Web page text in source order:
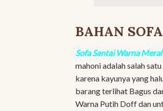
BAHAN
Sofa Santai Warna
mahoni adalah salah
karena kayunya yang
barang terlihat Bagus
Warna Putih Doff dan